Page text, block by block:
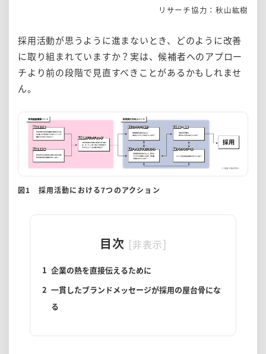
リサーチ協力：秋山紘樹
採用活動が思うように進まないとき、どのように改善
に取り組まれていますか？実は、候補者へのアプロー
チより前の段階で見直すべきことがあるかもしれませ
ん。
図1 採用活動における7つのアクション
目次 [非表示]
1 企業の熱を直接伝えるために
2 一貫したブランドメッセージが採用の屋台骨にな
る